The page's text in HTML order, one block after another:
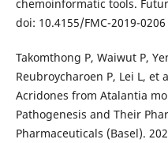
chemoinformatic tools.
doi: 10.4155/FMC-2019-0206
Takomthong P, Waiwut P,
Reubroycharoen P, Lei L,
Acridones from Atalantia
Pathogenesis and Their
Pharmaceuticals (Basel).